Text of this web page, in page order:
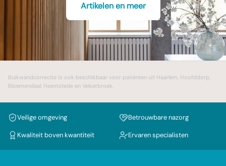
Artikelen en meer
Buikwandcorrectie is ook beschikbaar voor patiënten uit Haarlem Hoofddorp
Bloemendaal Heemstede en Velserbroek.
Veilige omgeving Betrouwbare nazorg
Kwaliteit boven kwantiteit Ervaren specialisten